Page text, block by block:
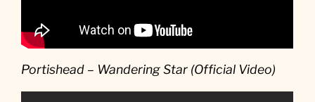
Portishead – Wandering Star (Official Video)